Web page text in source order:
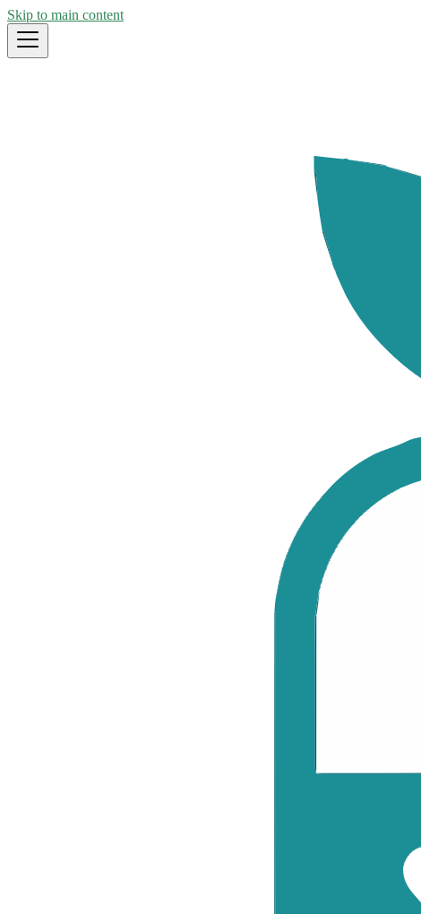
Skip to main content